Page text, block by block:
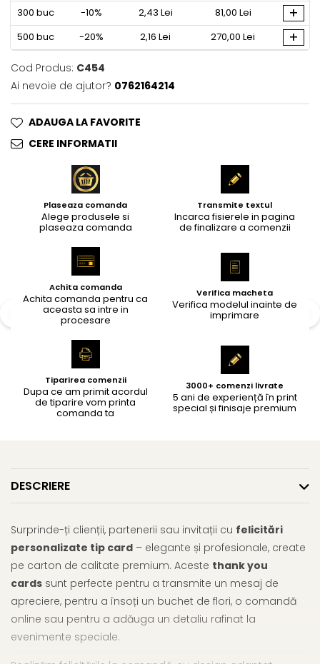
300 buc -10% 2,43 Lei 81,00 Lei +
500 buc -20% 2,16 Lei 270,00 Lei +
Cod Produs: C454
Ai nevoie de ajutor? 0762164214
ADAUGA LA FAVORITE
CERE INFORMATII
Plaseaza comanda
Alege produsele si
plaseaza comanda
Transmite textul
Incarca fisierele in pagina
de finalizare a comenzii
Achita comanda
Achita comanda pentru ca
aceasta sa intre in
procesare
Verifica macheta
Verifica modelul inainte de
imprimare
Tiparirea comenzii
Dupa ce am primit acordul
de tiparire vom printa
comanda ta
3000+ comenzi livrate
5 ani de experiență în print
special și finisaje premium
DESCRIERE
Surprinde-ți clienții, partenerii sau invitații cu felicitări
personalizate tip card – elegante și profesionale, create
pe carton de calitate premium. Aceste thank you
cards sunt perfecte pentru a transmite un mesaj de
apreciere, pentru a însoți un buchet de flori, o comandă
online sau pentru a adăuga un detaliu rafinat la
evenimente speciale.